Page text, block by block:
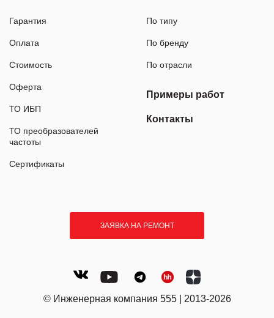
Гарантия
Оплата
Стоимость
Оферта
ТО ИБП
ТО преобразователей
частоты
Сертификаты
По типу
По бренду
По отрасли
Примеры работ
Контакты
ЗАЯВКА НА РЕМОНТ
© Инженерная компания 555 | 2013-2026